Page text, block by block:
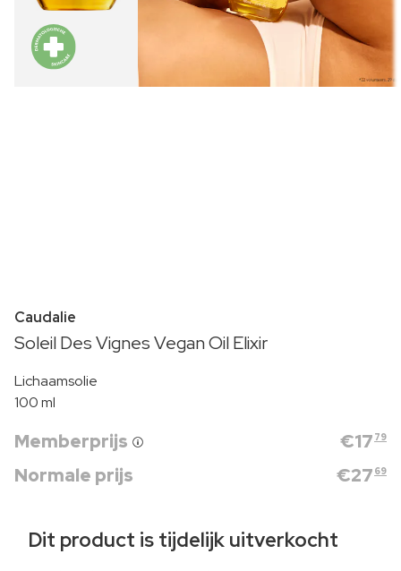
Caudalie
Soleil Des Vignes Vegan Oil Elixir
Lichaamsolie
100 ml
Memberprijs €17 79
Normale prijs €27 69
Dit product is tijdelijk uitverkocht